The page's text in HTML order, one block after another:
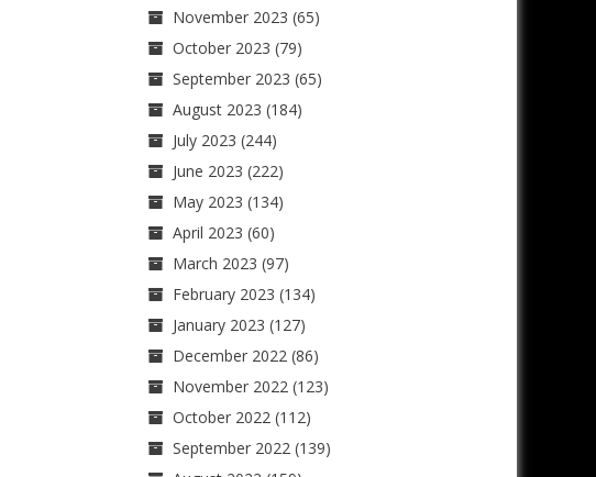
November 2023 (65)
October 2023 (79)
September 2023 (65)
August 2023 (184)
July 2023 (244)
June 2023 (222)
May 2023 (134)
April 2023 (60)
March 2023 (97)
February 2023 (134)
January 2023 (127)
December 2022(86)
November 2022(123)
October 2022(112)
September 2022(139)